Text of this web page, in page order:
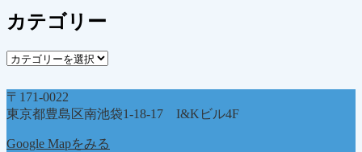
カ
イ
カテゴリー
カ
ゴ
リ
〒171-0022
東京都豊島区南池袋1-18-17 I&Kビル4F
Google Mapをみる